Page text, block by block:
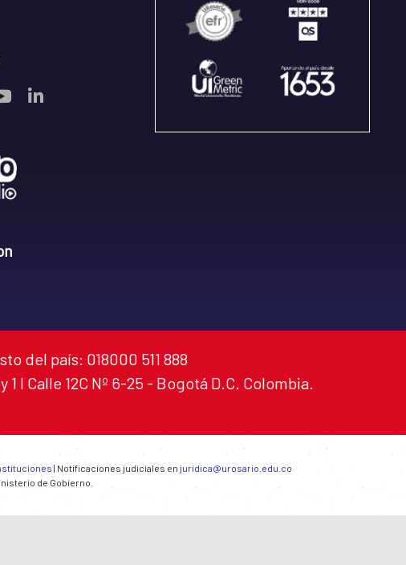
del país: 018000 511 888
I Calle 12C Nº 6-25 - Bogotá D.C. Colombia.
| Notificaciones judiciales en juridica@urosario.edu.co
de Gobierno.